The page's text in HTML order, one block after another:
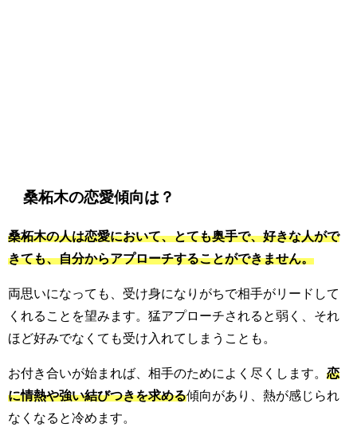
桑柘木の恋愛傾向は？
桑柘木の人は恋愛において、とても奥手で、好きな人がで
きても、自分からアプローチすることができません。
両思いになっても、受け身になりがちで相手がリードして
くれることを望みます。猛アプローチされると弱く、それ
ほど好みでなくても受け入れてしまうことも。
お付き合いが始まれば、相手のためによく尽くします。 恋
に情熱や強い結びつきを求める傾向があり、熱が感じられ
なくなると冷めます。